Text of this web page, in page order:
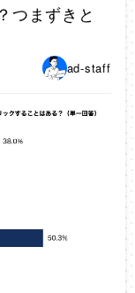
つまずきと
ad-staff